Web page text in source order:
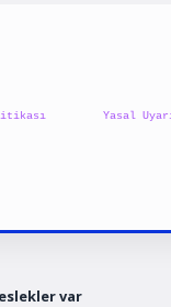
Yasal
var